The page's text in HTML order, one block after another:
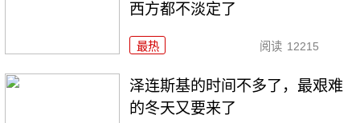
西方都不淡定了
最热 阅读 12215
泽连斯基的时间不多了，最艰难
的冬天又要来了